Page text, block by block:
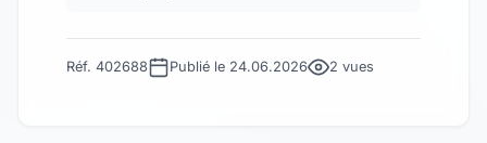
Réf. 402688 Publié le 24.06.2026 2 vues